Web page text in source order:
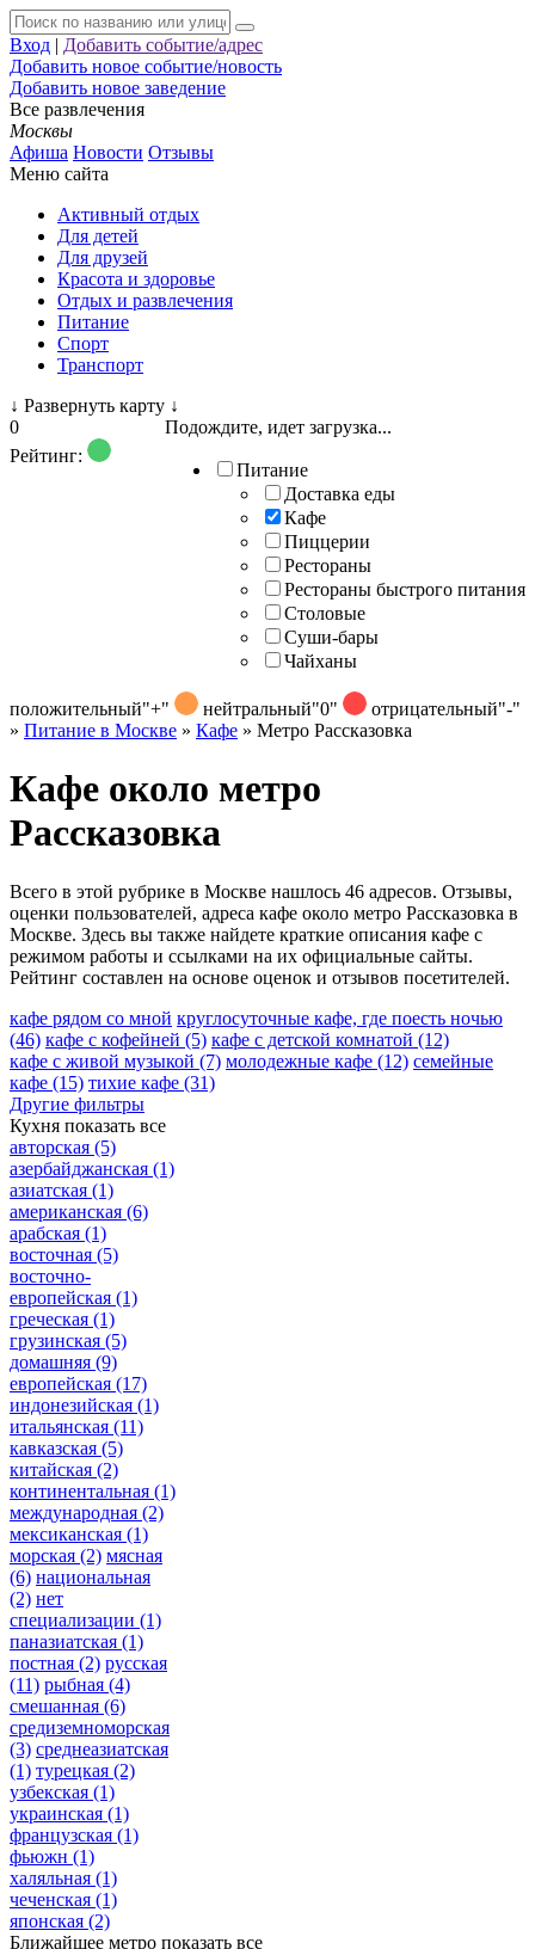
Вход | Добавить событие/адрес
Добавить новое событие/новость
Добавить новое заведение
Все развлечения
Москвы
Афиша Новости Отзывы
Меню сайта
Активный отдых
Для детей
Для друзей
Красота и здоровье
Отдых и развлечения
Питание
Спорт
Транспорт
↓ Развернуть карту ↓
Подождите, идет загрузка...
Питание
Доставка еды
Кафе
Пиццерии
Рестораны
Рестораны быстрого питания
Столовые
Суши-бары
Чайханы
0
Рейтинг:
положительный"+" нейтральный"0" отрицательный"-"
» Питание в Москве » Кафе » Метро Рассказовка
Кафе около метро
Рассказовка
Всего в этой рубрике в Москве нашлось 46 адресов. Отзывы,
оценки пользователей, адреса кафе около метро Рассказовка в
Москве. Здесь вы также найдете краткие описания кафе с
режимом работы и ссылками на их официальные сайты.
Рейтинг составлен на основе оценок и отзывов посетителей.
кафе рядом со мной круглосуточные кафе, где поесть ночью
(46) кафе с кофейней (5) кафе с детской комнатой (12)
кафе с живой музыкой (7) молодежные кафе (12) семейные
кафе (15) тихие кафе (31)
Другие фильтры
Кухня показать все
авторская (5)
азербайджанская (1)
азиатская (1)
американская (6)
арабская (1)
восточная (5)
восточно-
европейская (1)
греческая (1)
грузинская (5)
домашняя (9)
европейская (17)
индонезийская (1)
итальянская (11)
кавказская (5)
китайская (2)
континентальная (1)
международная (2)
мексиканская (1)
морская (2) мясная
(6) национальная
(2) нет
специализации (1)
паназиатская (1)
постная (2) русская
(11) рыбная (4)
смешанная (6)
средиземноморская
(3) среднеазиатская
(1) турецкая (2)
узбекская (1)
украинская (1)
французская (1)
фьюжн (1)
халяльная (1)
чеченская (1)
японская (2)
Ближайшее метро показать все